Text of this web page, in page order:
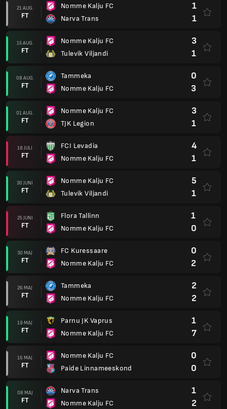
21 AUG.
FT
Nomme Kalju FC
Narva Trans
1
1
15 AUG.
FT
Nomme Kalju FC
Tulevik Viljandi
3
1
08 AUG.
FT
Tammeka
Nomme Kalju FC
0
3
01 AUG.
FT
Nomme Kalju FC
TJK Legion
3
1
18 JULI
FT
FCI Levadia
Nomme Kalju FC
4
1
30 JUNI
FT
Nomme Kalju FC
Tulevik Viljandi
5
1
25 JUNI
FT
Flora Tallinn
Nomme Kalju FC
1
0
30 MAJ
FT
FC Kuressaare
Nomme Kalju FC
0
2
26 MAJ
FT
Tammeka
Nomme Kalju FC
2
2
19 MAJ
FT
Parnu JK Vaprus
Nomme Kalju FC
1
7
16 MAJ
FT
Nomme Kalju FC
Paide Linnameeskond
0
0
08 MAJ
FT
Narva Trans
Nomme Kalju FC
1
2